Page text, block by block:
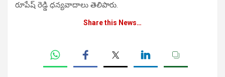
రూపేష్ రెడ్డి ధన్యవాదాలు తెలిపారు.
Share this News…